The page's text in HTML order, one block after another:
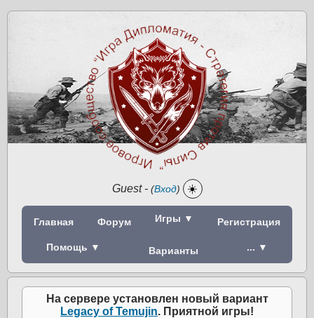
Guest- (Вход) ☀️
Главная Форум Игры ▼ Регистрация
Помощь ▼ Варианты ... ▼
На сервере установлен новый вариант
Legacy of Temujin. Приятной игры!